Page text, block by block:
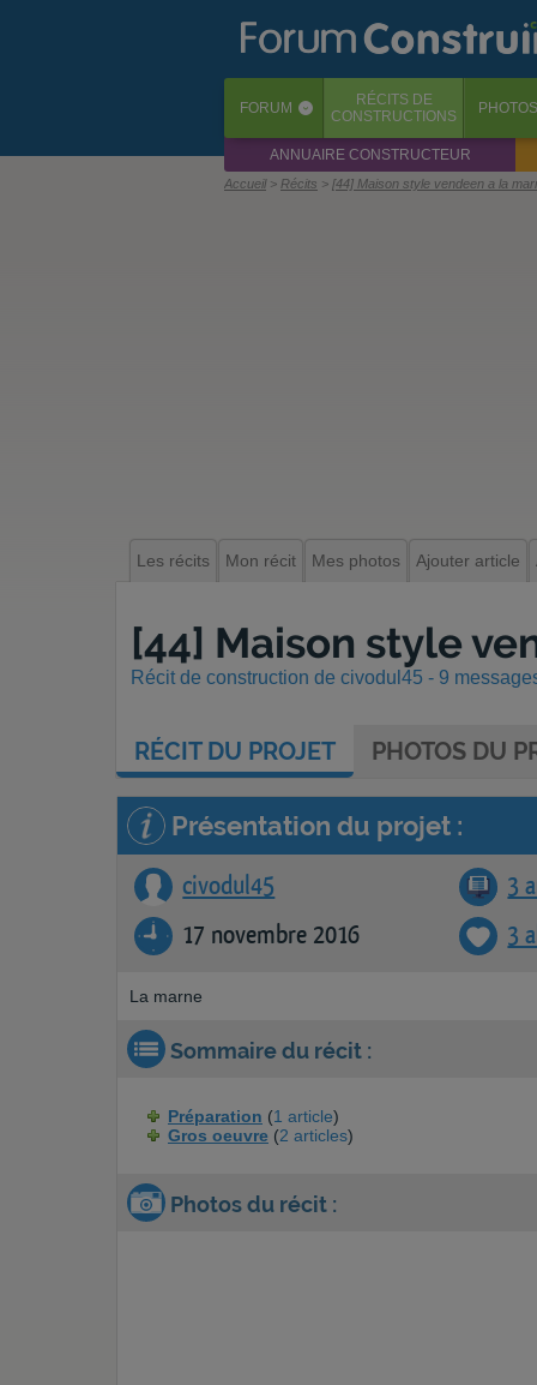
FORUM ‹ RÉCITS DE
CONSTRUCTIONS
PHOTOS
ANNUAIRE CONSTRUCTEUR
Accueil Récits [44] Maison style vendeen a la
Les récits Mon récit Mes photos Ajouter article
[44] Maison style
Récit de construction de civodul45 - 9
RÉCITDU PROJET PHOTOS DU
Présentation du projet :
civodul45 3
17 novembre 2016
3
La marne
Sommaire du récit :
Préparation (1 article)
Gros oeuvre (2 articles)
Photos du récit :